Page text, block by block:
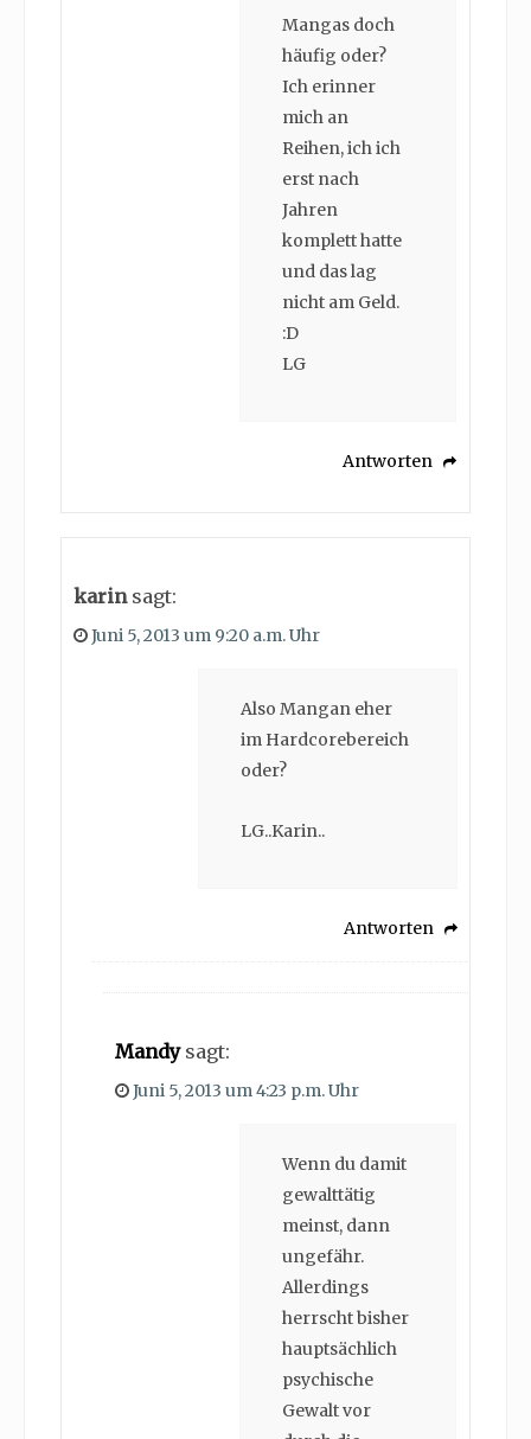
Mangas doch
häufig oder?
Ich erinner
mich an
Reihen, ich ich
erst nach
Jahren
komplett hatte
und das lag
nicht am Geld.
:D
LG
Antworten
karin sagt:
Juni 5, 2013 um 9:20 a.m. Uhr
Also Mangan eher
im Hardcorebereich
oder?
LG..Karin..
Antworten
Mandy sagt:
Juni 5, 2013 um 4:23 p.m. Uhr
Wenn du damit
gewalttätig
meinst, dann
ungefähr.
Allerdings
herrscht bisher
hauptsächlich
psychische
Gewalt vor